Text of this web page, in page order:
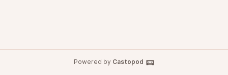
Powered by Castopod